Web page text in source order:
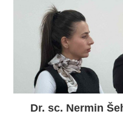
Dr. sc. Nermin